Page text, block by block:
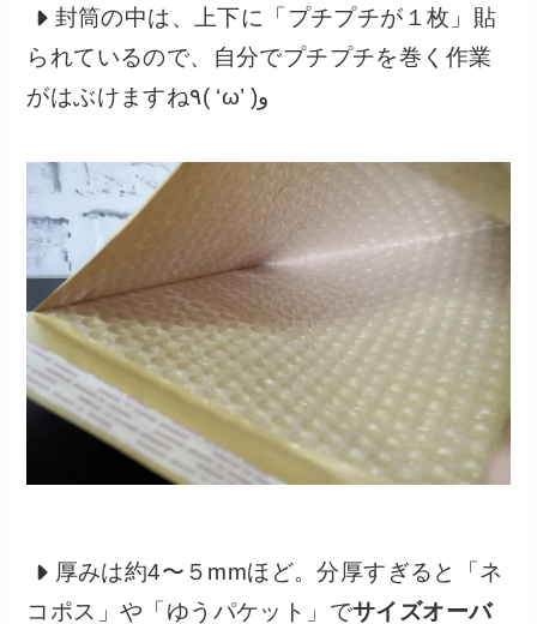
封筒の中は、上下に「プチプチが１枚」貼
られているので、自分でプチプチを巻く作業
がはぶけますね٩( ‘ω’ )و
厚みは約4〜５mmほど。分厚すぎると「ネ
コポス」や「ゆうパケット」でサイズオーバ